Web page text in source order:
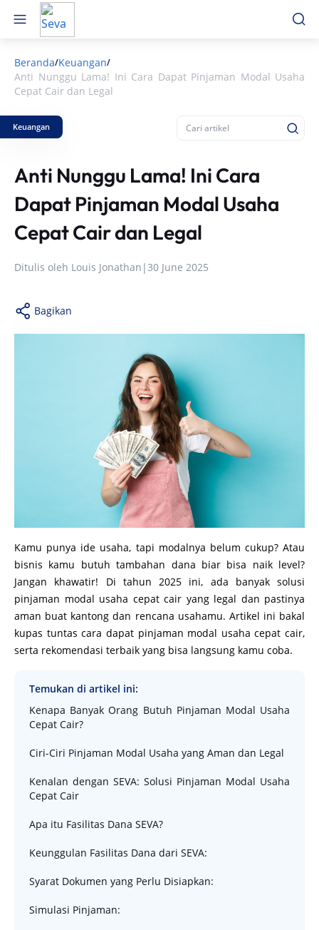
Beranda/Keuangan/
Anti Nunggu Lama! Ini Cara Dapat Pinjaman Modal Usaha
Cepat Cair dan Legal
Keuangan
Anti Nunggu Lama! Ini Cara
Dapat Pinjaman Modal Usaha
Cepat Cair dan Legal
Ditulis oleh Louis Jonathan |30 June 2025
Bagikan
Kamu punya ide usaha, tapi modalnya belum cukup? Atau
bisnis kamu butuh tambahan dana biar bisa naik level?
Jangan khawatir! Di tahun 2025 ini, ada banyak solusi
pinjaman modal usaha cepat cair yang legal dan pastinya
aman buat kantong dan rencana usahamu. Artikel ini bakal
kupas tuntas cara dapat pinjaman modal usaha cepat cair,
serta rekomendasi terbaik yang bisa langsung kamu coba.
Temukan di artikel ini:
Kenapa Banyak Orang Butuh Pinjaman Modal Usaha
Cepat Cair?
Ciri-Ciri Pinjaman Modal Usaha yang Aman dan Legal
Kenalan dengan SEVA: Solusi Pinjaman Modal Usaha
Cepat Cair
Apa itu Fasilitas Dana SEVA?
Keunggulan Fasilitas Dana dari SEVA:
Syarat Dokumen yang Perlu Disiapkan:
Simulasi Pinjaman: